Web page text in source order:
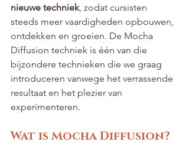
nieuwe techniek, zodat cursisten
steeds meer vaardigheden opbouwen,
ontdekken en groeien. De Mocha
Diffusion techniek is één van die
bijzondere technieken die we graag
introduceren vanwege het verrassende
resultaat en het plezier van
experimenteren.
Wat is Mocha Diffusion?